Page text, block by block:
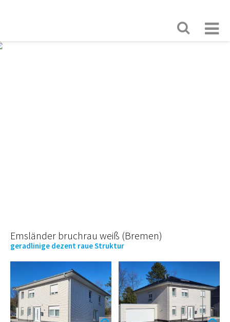
Emsländer bruchrau weiß (Bremen)
geradlinige dezent raue Struktur